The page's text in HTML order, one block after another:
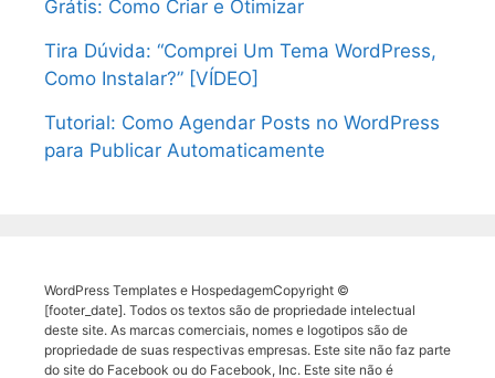
Grátis: Como Criar e Otimizar
Tira Dúvida: “Comprei Um Tema WordPress,
Como Instalar?” [VÍDEO]
Tutorial: Como Agendar Posts no WordPress
para Publicar Automaticamente
WordPress Templates e HospedagemCopyright ©
[footer_date]. Todos os textos são de propriedade intelectual
deste site. As marcas comerciais, nomes e logotipos são de
propriedade de suas respectivas empresas. Este site não faz parte
do site do Facebook ou do Facebook, Inc. Este site não é